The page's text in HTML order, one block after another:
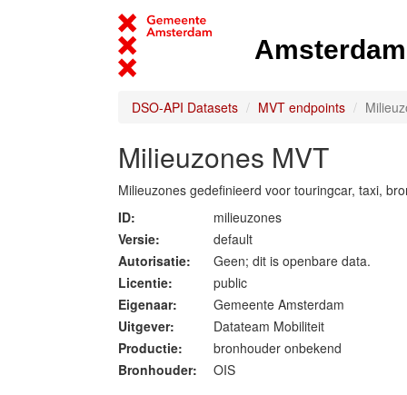
DSO-API Datasets MVT endpoints
Milieuzones MVT
Milieuzones gedefinieerd voor touringcar, taxi,
ID:
milieuzones
Versie:
default
Autorisatie:
Geen; dit is openbare data.
Licentie:
public
Eigenaar:
Gemeente Amsterdam
Uitgever:
Datateam Mobiliteit
Productie:
bronhouder onbekend
Bronhouder:
OIS